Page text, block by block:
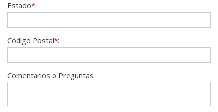
Estado*:
Código Postal*:
Comentarios o Preguntas: